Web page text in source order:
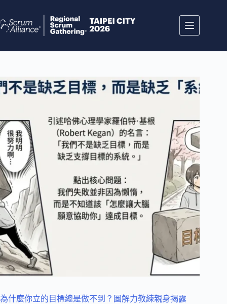
至
主
為什麼你立的目標總是做不到？圖解力教練親身揭露